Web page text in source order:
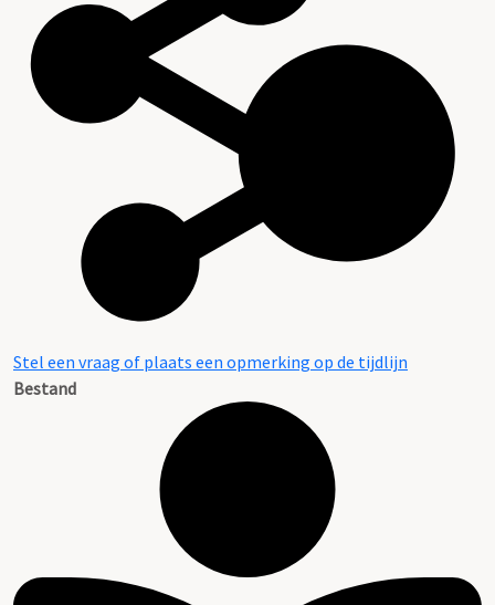
Stel een vraag of plaats een opmerking op de tijdlijn
Bestand